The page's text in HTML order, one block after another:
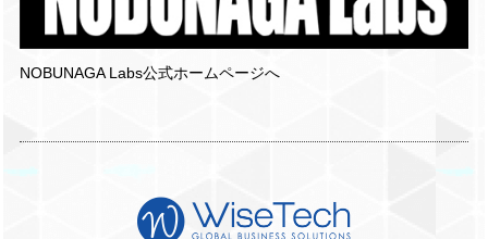
NOBUNAGA Labs公式ホームページへ